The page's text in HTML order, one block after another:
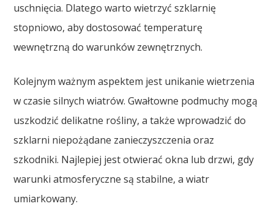
uschnięcia. Dlatego warto wietrzyć szklarnię
stopniowo, aby dostosować temperaturę
wewnętrzną do warunków zewnętrznych.
Kolejnym ważnym aspektem jest unikanie wietrzenia
w czasie silnych wiatrów. Gwałtowne podmuchy mogą
uszkodzić delikatne rośliny, a także wprowadzić do
szklarni niepożądane zanieczyszczenia oraz
szkodniki. Najlepiej jest otwierać okna lub drzwi, gdy
warunki atmosferyczne są stabilne, a wiatr
umiarkowany.